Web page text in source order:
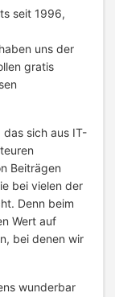
seit 1996,
uns der
gratis
das sich aus IT-
Beiträgen
bei vielen der
Denn beim
Wert auf
bei denen wir
wunderbar